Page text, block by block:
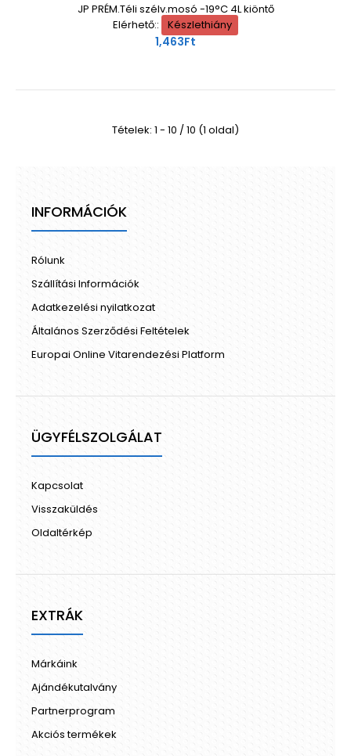
JP PRÉM.Téli szélv.mosó -19°C 4L kiöntő
Elérhető::
Készlethiány
1,463Ft
Tételek: 1 - 10 / 10 (1 oldal)
INFORMÁCIÓK
Rólunk
Szállítási Információk
Adatkezelési nyilatkozat
Általános Szerződési Feltételek
Europai Online Vitarendezési Platform
ÜGYFÉLSZOLGÁLAT
Kapcsolat
Visszaküldés
Oldaltérkép
EXTRÁK
Márkáink
Ajándékutalvány
Partnerprogram
Akciós termékek